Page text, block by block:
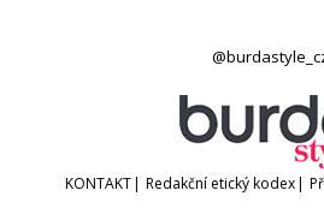
KONTAKT| Redakční etický kodex|